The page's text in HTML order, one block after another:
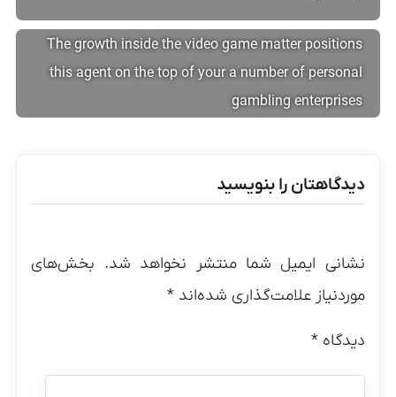
The growth inside the video game matter positions
this agent on the top of your a number of personal
gambling enterprises
دیدگاهتان را بنویسید
نشانی ایمیل شما منتشر نخواهد شد. بخش‌های
موردنیاز علامت‌گذاری شده‌اند*
دیدگاه*